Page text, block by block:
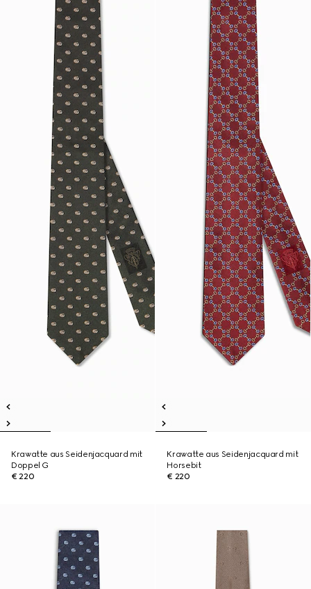
Krawatte aus Seidenjacquard mit
Doppel G
€ 220
Krawatte aus Seidenjacquard mit
Horsebit
€ 220